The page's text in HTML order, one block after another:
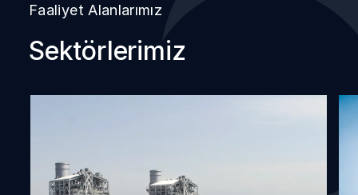
Faaliyet Alanlarımız
Sektörlerimiz